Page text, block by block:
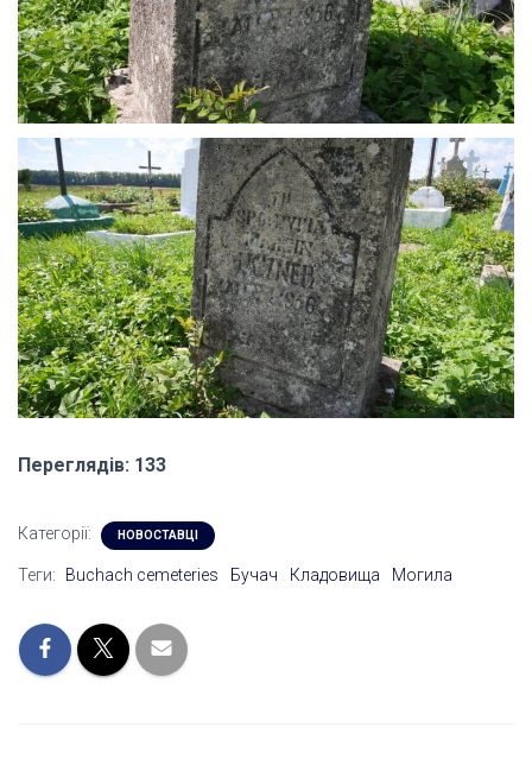
Переглядів: 133
Категорії: НОВОСТАВЦІ
Теги: Buchach cemeteries Бучач Кладовища Могила